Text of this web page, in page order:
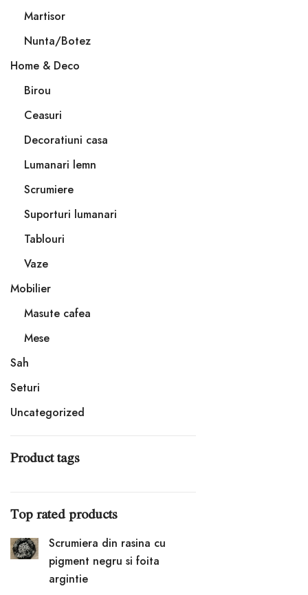
Martisor
Nunta/Botez
Home & Deco
Birou
Ceasuri
Decoratiuni casa
Lumanari lemn
Scrumiere
Suporturi lumanari
Tablouri
Vaze
Mobilier
Masute cafea
Mese
Sah
Seturi
Uncategorized
Product tags
Top rated products
Scrumiera din rasina cu
pigment negru si foita
argintie